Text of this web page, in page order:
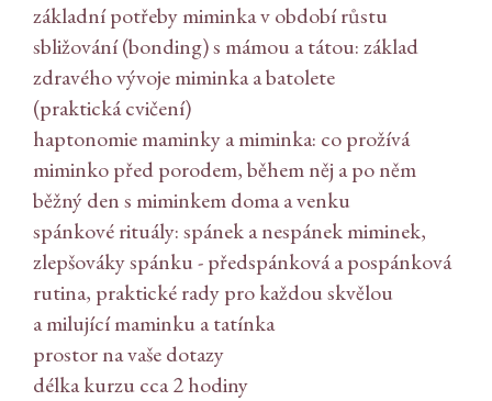
základní potřeby miminka v období růstu
sbližování (bonding) s mámou a tátou: základ
zdravého vývoje miminka a batolete
(praktická cvičení)
haptonomie maminky a miminka: co prožívá
miminko před porodem, během něj a po něm
běžný den s miminkem doma a venku
spánkové rituály: spánek a nespánek miminek,
zlepšováky spánku - předspánková a pospánková
rutina, praktické rady pro každou skvělou
a milující maminku a tatínka
prostor na vaše dotazy
délka kurzu cca 2 hodiny